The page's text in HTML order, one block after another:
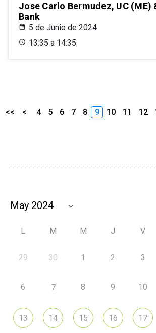
Jose Carlo Bermudez, UC (ME)
Bank
5 de Junio de 2024
13:35 a 14:35
<< < 4 5 6 7 8 9 10 11 12
L M M J V
29 30 1 2 3
6 7 8 9 10
13 14 15 16 17